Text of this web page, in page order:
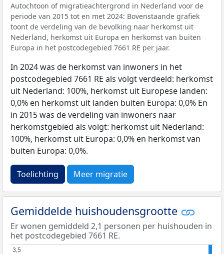
Autochtoon of migratieachtergrond in Nederland voor de
periode van 2015 tot en met 2024: Bovenstaande grafiek
toont de verdeling van de bevolking naar herkomst uit
Nederland, herkomst uit Europa en herkomst van buiten
Europa in het postcodegebied 7661 RE per jaar.
In 2024 was de herkomst van inwoners in het
postcodegebied 7661 RE als volgt verdeeld: herkomst
uit Nederland: 100%, herkomst uit Europese landen:
0,0% en herkomst uit landen buiten Europa: 0,0% En
in 2015 was de verdeling van inwoners naar
herkomstgebied als volgt: herkomst uit Nederland:
100%, herkomst uit Europa: 0,0% en herkomst van
buiten Europa: 0,0%.
Toelichting Meer migratie
Gemiddelde huishoudensgrootte
Er wonen gemiddeld 2,1 personen per huishouden in
het postcodegebied 7661 RE.
3,5
3,5